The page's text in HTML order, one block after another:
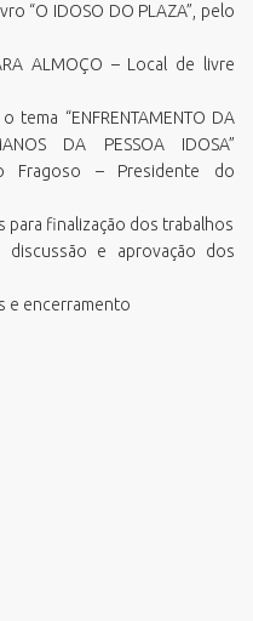
“O IDOSO DO PLAZA”, pelo
ALMOÇO – Local de livre
tema “ENFRENTAMENTO DA
DA PESSOA IDOSA”
Fragoso – Presidente do
para finalização dos trabalhos
e aprovação dos
e encerramento